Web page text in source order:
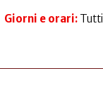
Giorni e orari: